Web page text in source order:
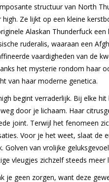
structuur van North
high. Ze lijkt op een kleine
Alaskan Thunderfuck
ruderalis, waaraan een
vaardigheden van de
het mysterie rondom haar
van haar moderne genetica.
begint verraderlijk. Bij elke
door je lichaam. Haar
joint. Terwijl het fenomeen
Voor je het weet, slaat de
Golven van vrolijke
vleugjes zichzelf steeds meer
je geen zorgen, want deze